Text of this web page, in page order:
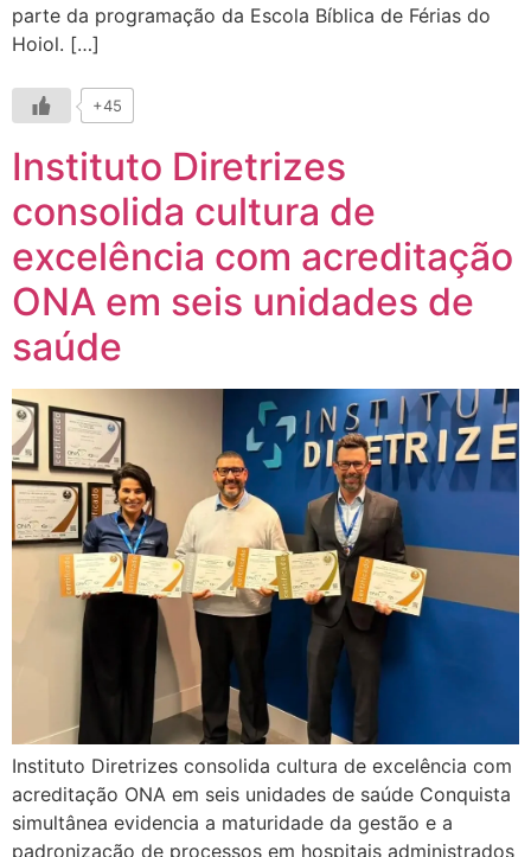
parte da programação da Escola Bíblica de Férias do
Hoiol. […]
+45
Instituto Diretrizes
consolida cultura de
excelência com acreditação
ONA em seis unidades de
saúde
Instituto Diretrizes consolida cultura de excelência com
acreditação ONA em seis unidades de saúde Conquista
simultânea evidencia a maturidade da gestão e a
padronização de processos em hospitais administrados